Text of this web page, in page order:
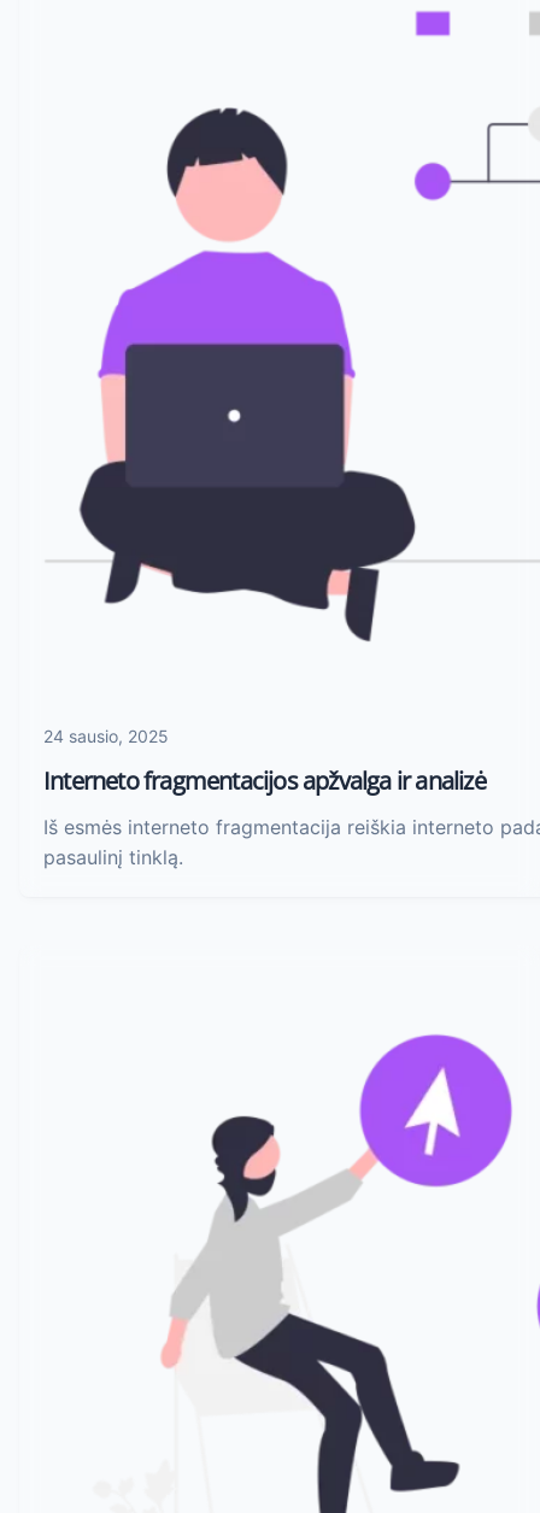
24 sausio, 2025
Interneto fragmentacijos apžvalga ir analizė
Iš esmės interneto fragmentacija reiškia interneto
pasaulinį tinklą.